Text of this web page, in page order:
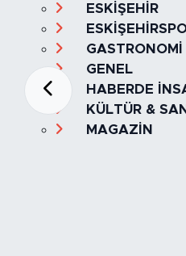
ESKİŞEHİR
GASTRONOMİ
GENEL
HABERDE
KÜLTÜR &
MAGAZİN